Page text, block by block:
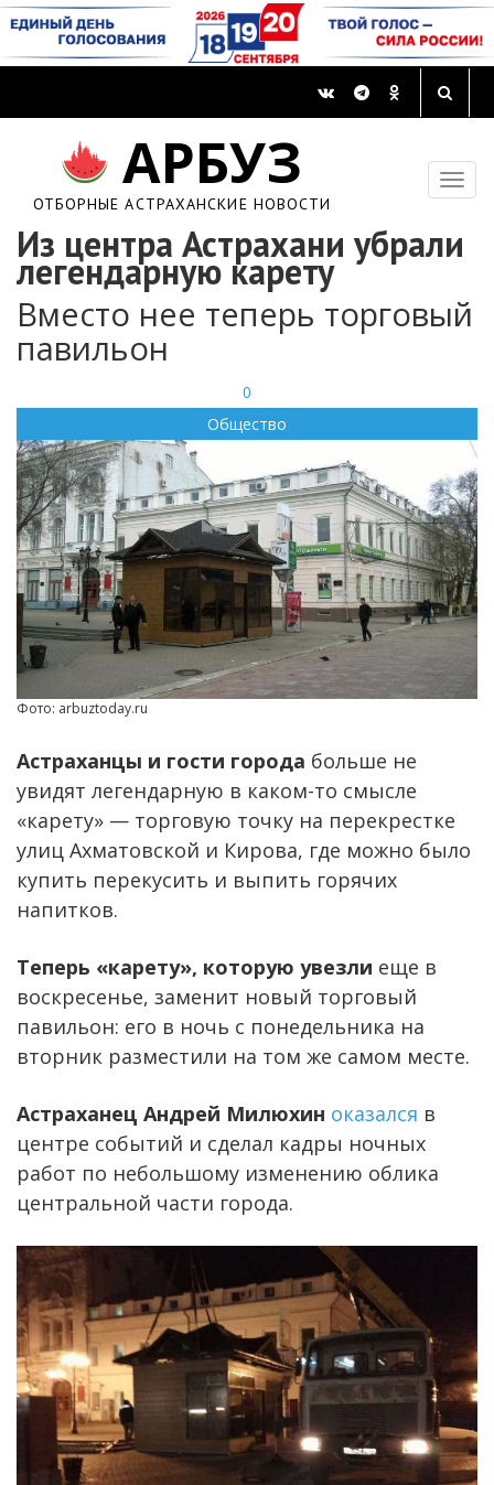
АРБУЗ
ОТБОРНЫЕ АСТРАХАНСКИЕ НОВОСТИ
Из центра Астрахани убрали
легендарную карету
Вместо нее теперь торговый
павильон
0
Общество
Фото: arbuztoday.ru
Астраханцы и гости города больше не
увидят легендарную в каком-то смысле
«карету» — торговую точку на перекрестке
улиц Ахматовской и Кирова, где можно было
купить перекусить и выпить горячих
напитков.
Теперь «карету», которую увезли еще в
воскресенье, заменит новый торговый
павильон: его в ночь с понедельника на
вторник разместили на том же самом месте.
Астраханец Андрей Милюхин оказался в
центре событий и сделал кадры ночных
работ по небольшому изменению облика
центральной части города.